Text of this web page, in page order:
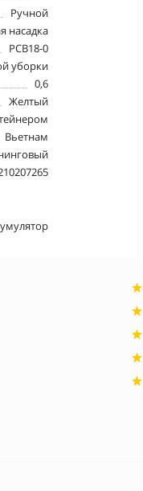
Ручной
насадка
РСВ18-0
уборки
0,6
Желтый
Вьетнам